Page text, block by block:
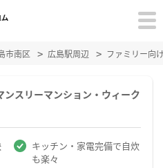
市南区 広島駅周辺 ファミリー向
スリーマンション・ウィーク
キッチン・家電完備で自炊
も楽々